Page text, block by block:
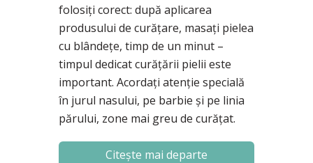
folosiți corect: după aplicarea
produsului de curățare, masați pielea
cu blândețe, timp de un minut –
timpul dedicat curățării pielii este
important. Acordați atenție specială
în jurul nasului, pe barbie și pe linia
părului, zone mai greu de curățat.
Citește mai departe